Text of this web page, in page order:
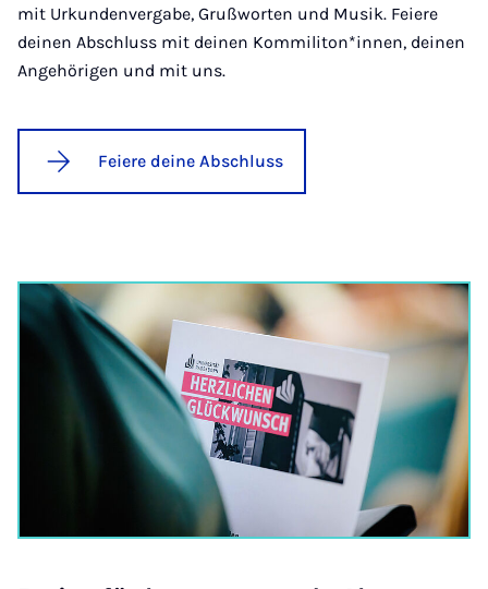
mit Urkundenvergabe, Grußworten und Musik. Feiere
deinen Abschluss mit deinen Kommiliton*innen, deinen
Angehörigen und mit uns.
Feiere deine Abschluss